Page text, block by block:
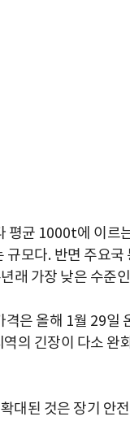
평균 1000t에 이르
규모다. 반면 주요국
래 가장 낮은 수준인
격은 올해 1월 29일
의 긴장이 다소 완
대된 것은 장기 안